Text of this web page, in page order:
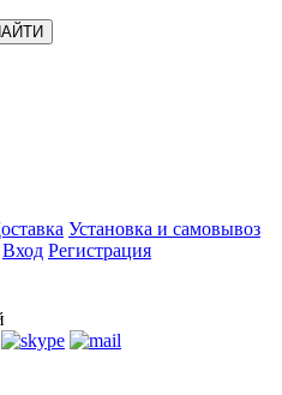
Установка и самовывоз
Вход Регистрация